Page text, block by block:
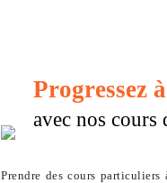
Progressez
avec nos cours
Prendre des cours